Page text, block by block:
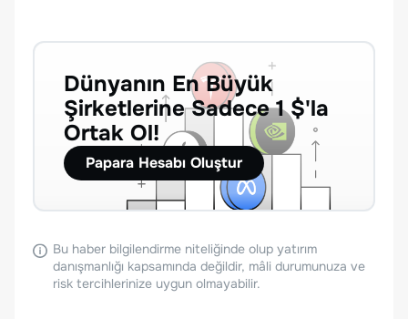
Dünyanın En Büyük
Şirketlerine Sadece 1 $'la
Ortak Ol!
Papara Hesabı Oluştur
Bu haber bilgilendirme niteliğinde olup yatırım
danışmanlığı kapsamında değildir, mâli durumunuza ve
risk tercihlerinize uygun olmayabilir.